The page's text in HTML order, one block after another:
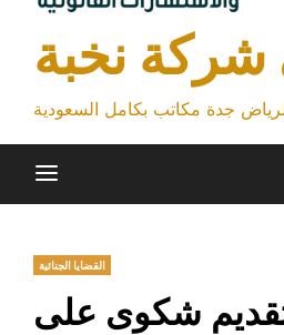
نخبة
جدة مكاتب بكامل السعودية
القضايا الجنائية
شكوى على